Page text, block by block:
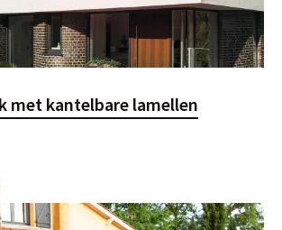
met kantelbare lamellen